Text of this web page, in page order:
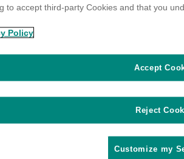
хозяином-резервуаром
canicola
программ
иicterohaemorrhagiae
За последние 15 лет
сероваров среди
изменилась: все чаще
to accept third-party Cookies and that you
Policy
Reject
Accept
Customize my